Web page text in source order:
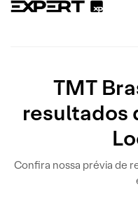
TMT
resultados
Confira nossa prévia de